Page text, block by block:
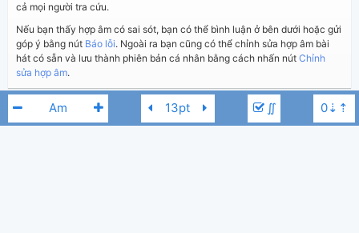
∬
cả mọi người tra cứu.
Nếu bạn thấy hợp âm có sai sót, bạn có thể bình luận ở bên dưới hoặc gửi
góp ý bằng nút Báo lỗi. Ngoài ra bạn cũng có thể chỉnh sửa hợp âm bài
hát có sẵn và lưu thành phiên bản cá nhân bằng cách nhấn nút Chỉnh
sửa hợp âm.